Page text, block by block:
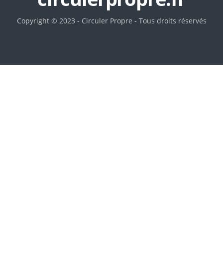
Copyright © 2023 - Circuler Propre - Tous droits réservés